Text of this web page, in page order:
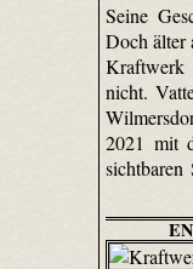
Seine
Doch älter
nicht.
2021 mit
sichtbaren